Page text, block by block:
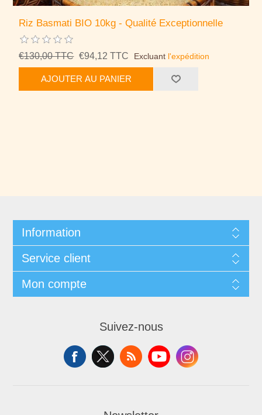
Riz Basmati BIO 10kg - Qualité Exceptionnelle
€130,00 TTC €94,12 TTC Excluant l'expédition
AJOUTER AU PANIER
Information
Service client
Mon compte
Suivez-nous